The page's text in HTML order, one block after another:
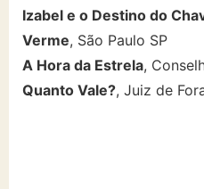
Izabel e o Destino do
Verme, São Paulo SP
A Hora da Estrela,
Quanto Vale?, Juiz de